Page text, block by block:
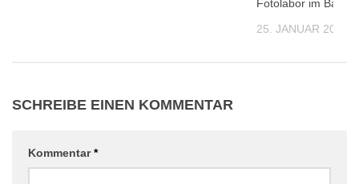
SCHREIBE EINEN KOMMENTAR
Kommentar*